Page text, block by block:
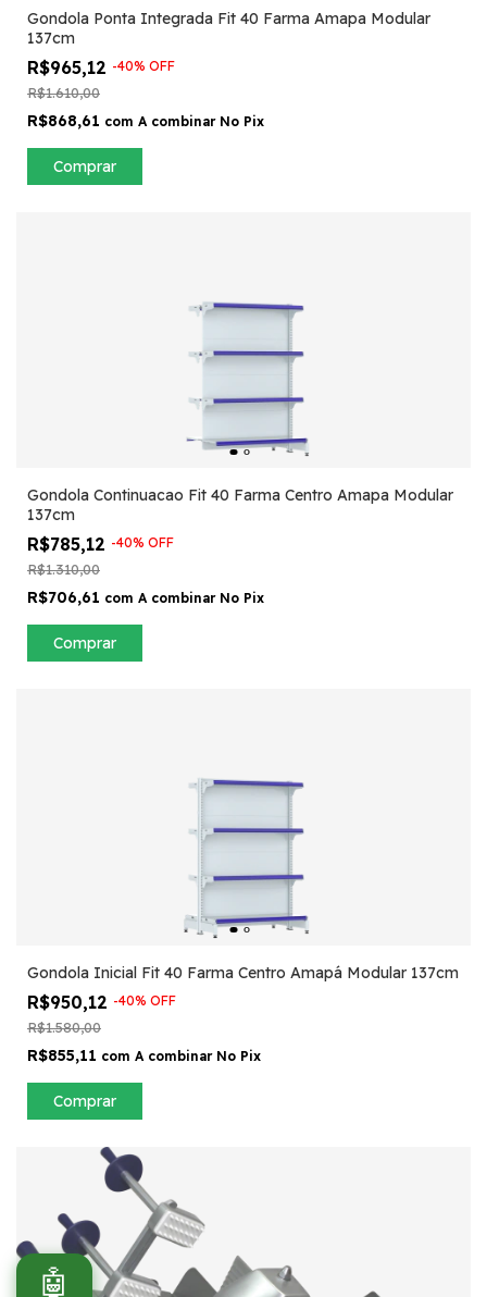
Gondola Ponta Integrada Fit 40 Farma Amapa Modular
137cm
R$965,12 -40% OFF
R$1.610,00
R$868,61 com A combinar No Pix
Comprar
Gondola Continuacao Fit 40 Farma Centro Amapa Modular
137cm
R$785,12 -40% OFF
R$1.310,00
R$706,61 com A combinar No Pix
Comprar
Gondola Inicial Fit 40 Farma Centro Amapá Modular 137cm
R$950,12 -40% OFF
R$1.580,00
R$855,11 com A combinar No Pix
Comprar
🤖